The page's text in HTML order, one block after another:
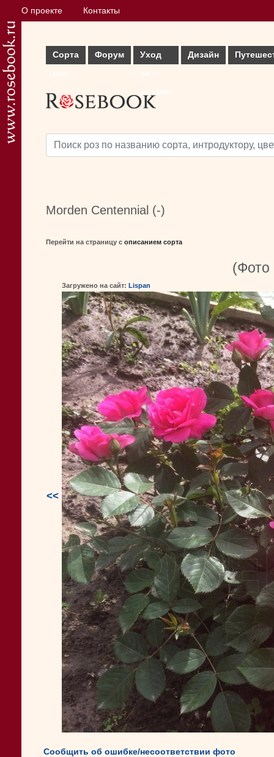
О проекте Контакты
Сорта
Форум
Уход
Дизайн
Morden Centennial (-)
Перейти на страницу с описанием сорта
<<
(Фото
Загружено на сайт: Lispan
Сообщить об ошибке/несоответствии фото